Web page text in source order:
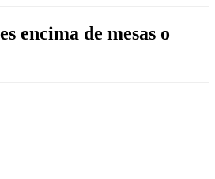
encima de mesas o